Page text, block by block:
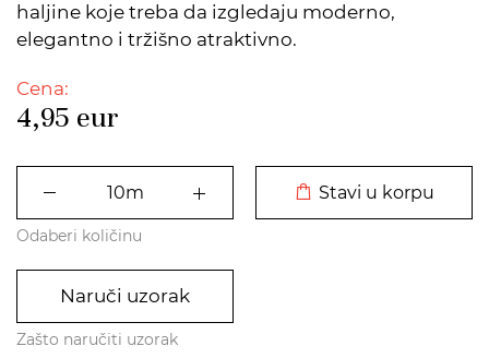
haljine koje treba da izgledaju moderno,
elegantno i tržišno atraktivno.
Cena:
4,95 eur
Stavi u korpu
Odaberi količinu
Naruči uzorak
Zašto naručiti uzorak